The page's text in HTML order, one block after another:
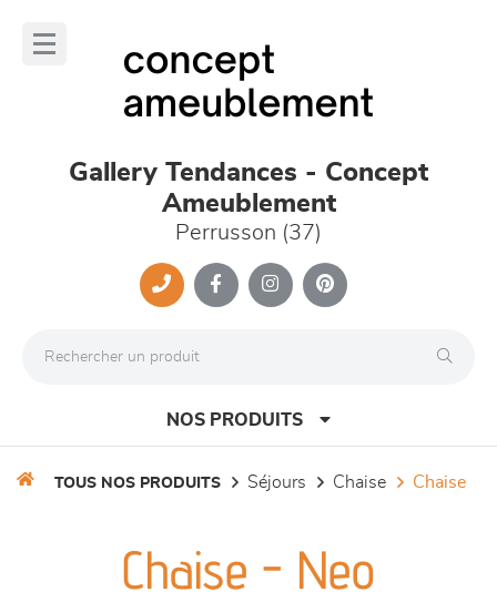
Gallery Tendances - Concept
Ameublement
Perrusson (37)
NOS PRODUITS
TOUS NOS PRODUITS séjours chaise chaise
Chaise - Neo